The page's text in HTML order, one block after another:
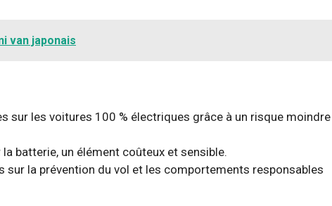
van japonais
sur les voitures 100 % électriques grâce à un risque moindre
batterie, un élément coûteux et sensible.
sur la prévention du vol et les comportements responsables